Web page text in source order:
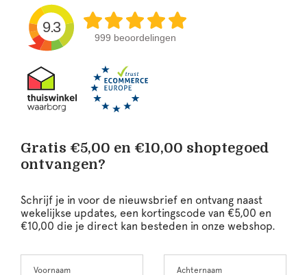
9.3
999 beoordelingen
Gratis €5,00 en €10,00 shoptegoed
ontvangen?
Schrijf je in voor de nieuwsbrief en ontvang naast
wekelijkse updates, een kortingscode van €5,00 en
€10,00 die je direct kan besteden in onze webshop.
this